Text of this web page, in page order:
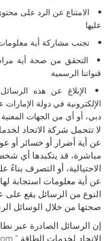
الامتناع عن الرد على
عليها
تجنب مشاركة أية
التحقق من صحة أية
قنواتنا الرسمية
الإبلاغ عن هذه
الإلكترونية في دولة
دبي، أو أي من الجهات
لا تتحمل شركة الاتحاد
عن أية أضرار أو خسائر أو
مباشرة، قد يتكبدها أي
الاحتيالية، أو التصرف بناءً
عن أية معلومات استجابة
النوع من الرسائل يقع على
صحتها من خلال الوسائل
إن الرسائل الصادرة عبر